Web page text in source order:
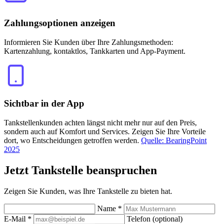
Zahlungsoptionen anzeigen
Informieren Sie Kunden über Ihre Zahlungsmethoden:
Kartenzahlung, kontaktlos, Tankkarten und App-Payment.
Sichtbar in der App
Tankstellenkunden achten längst nicht mehr nur auf den Preis,
sondern auch auf Komfort und Services. Zeigen Sie Ihre Vorteile
dort, wo Entscheidungen getroffen werden. Quelle: BearingPoint
2025
Jetzt Tankstelle beanspruchen
Zeigen Sie Kunden, was Ihre Tankstelle zu bieten hat.
Name *
E-Mail *
Telefon (optional)